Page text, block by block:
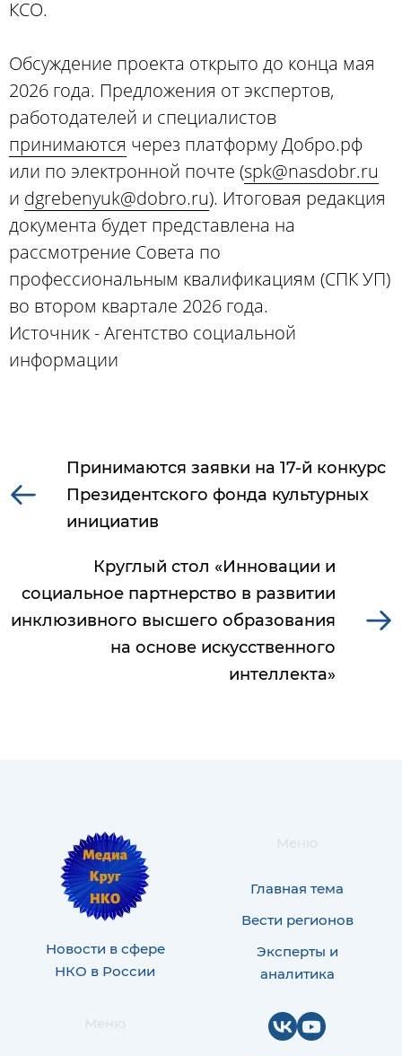
КСО.
Обсуждение проекта открыто до конца мая
2026 года. Предложения от экспертов,
работодателей и специалистов
принимаются через платформу Добро.рф
или по электронной почте (spk@nasdobr.ru
и dgrebenyuk@dobro.ru). Итоговая редакция
документа будет представлена на
рассмотрение Совета по
профессиональным квалификациям (СПК УП)
во втором квартале 2026 года.
Источник - Агентство социальной
информации
Принимаются заявки на 17-й конкурс
Президентского фонда культурных
инициатив
Круглый стол «Инновации и
социальное партнерство в развитии
инклюзивного высшего образования
на основе искусственного
интеллекта»
Новости в сфере
НКО в России
Меню
Главная тема
Вести регионов
Эксперты и
аналитика
Меню